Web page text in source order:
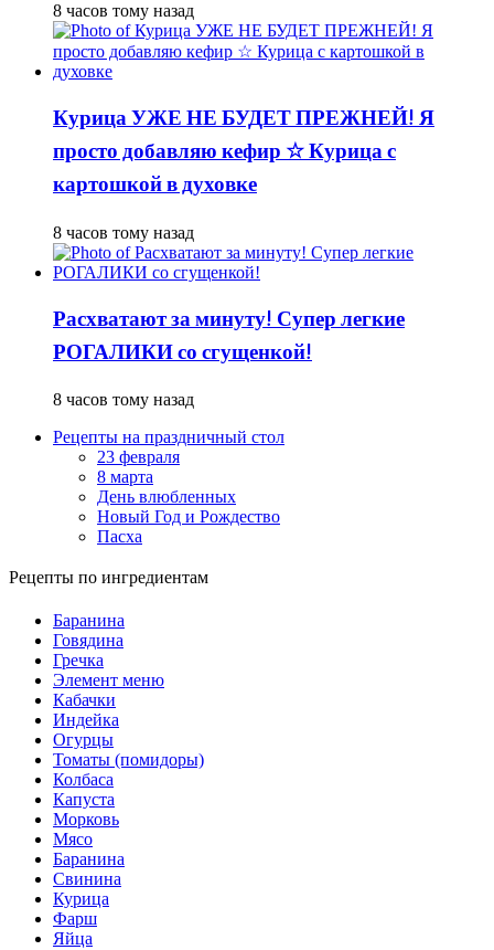
8 часов тому назад
Курица УЖЕ НЕ БУДЕТ ПРЕЖНЕЙ! Я
просто добавляю кефир ☆ Курица с
картошкой в духовке
8 часов тому назад
Расхватают за минуту! Супер легкие
РОГАЛИКИ со сгущенкой!
8 часов тому назад
Рецепты на праздничный стол
23 февраля
8 марта
День влюбленных
Новый Год и Рождество
Пасха
Рецепты по ингредиентам
Баранина
Говядина
Гречка
Элемент меню
Кабачки
Индейка
Огурцы
Томаты (помидоры)
Колбаса
Капуста
Морковь
Мясо
Баранина
Свинина
Курица
Фарш
Яйца